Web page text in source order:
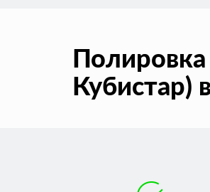
Кубистар)